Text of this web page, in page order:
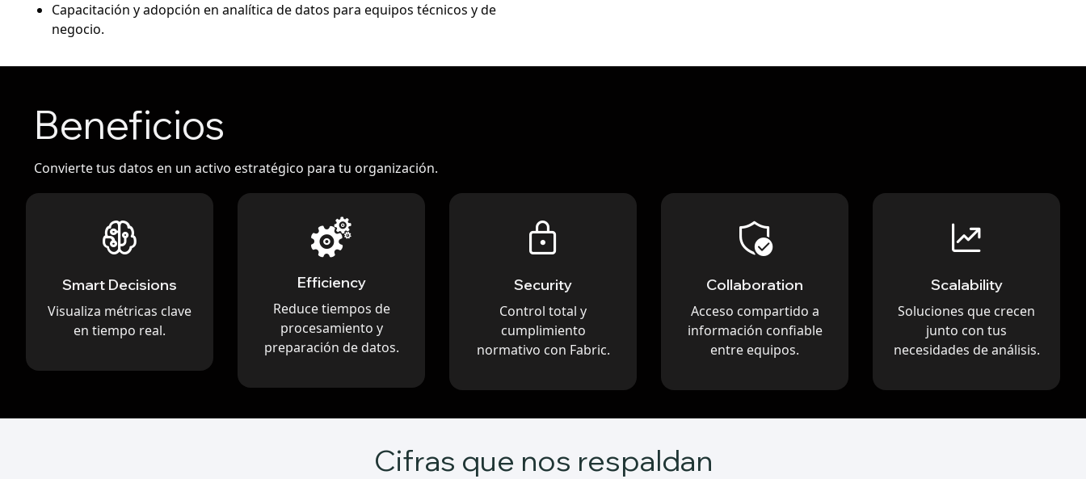
Capacitación y adopción en analítica de datos para equipos técnicos y de
negocio.
Beneficios
Convierte tus datos en un activo estratégico para tu organización.
Smart Decisions
Visualiza métricas clave
en tiempo real.
Efficiency
Reduce tiempos de
procesamiento y
preparación de datos.
Security
Control total y
cumplimiento
normativo con Fabric.
Collaboration
Acceso compartido a
información confiable
entre equipos.
Scalability
Soluciones que crecen
junto con tus
necesidades de análisis.
Cifras que nos respaldan